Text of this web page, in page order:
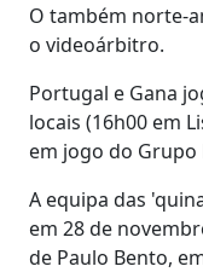
O também norte-
o videoárbitro.
Portugal e Gana
locais (16h00 em
em jogo do Grupo
A equipa das
em 28 de
de Paulo Bento,